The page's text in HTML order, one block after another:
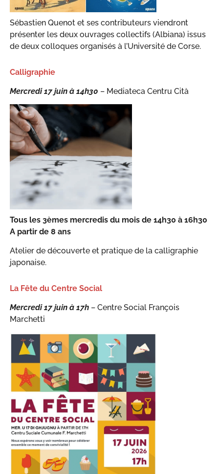
Sébastien Quenot et ses contributeurs viendront
présenter les deux ouvrages collectifs (Albiana) issus
de deux colloques organisés à l’Université de Corse.
Calligraphie
Mercredi 17 juin à 14h30 – Mediateca Centru Cità
Tous les 3èmes mercredis du mois de 14h30 à 16h30
A partir de 8 ans
Atelier de découverte et pratique de la calligraphie
japonaise.
La Fête du Centre Social
Mercredi 17 juin à 17h – Centre Social François
Marchetti